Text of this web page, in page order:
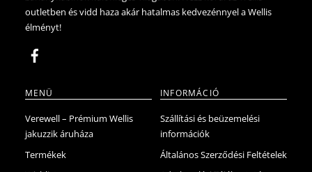
outletben és vidd haza akár hatalmas kedvezénnyel a Wellis
élményt!
MENÜ
Verewell – Prémium Wellis
jakuzzik áruháza
Termékek
INFORMÁCIÓ
Szállítási és beüzemelési
információk
Általános Szerződési Feltételek